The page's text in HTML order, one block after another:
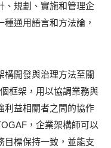
、規劃、實施和管理企
通用語言和方法論，
構開發與治理方法至關
框架，用以協調業務與
利益相關者之間的協作
，企業架構師可以
目標保持一致，並能支